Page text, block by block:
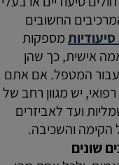
החשובים
מספקות
אישית, כך שהן
עבור המטפל. אם אתם
יש מגוון רחב של
ועד לאביזרים
הקימה והשכיבה.
שונים